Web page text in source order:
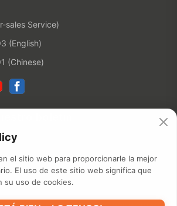
sales Service)
(English)
(Chinese)
el sitio web para proporcionarle la mejor
El uso de este sitio web significa que
su uso de cookies.